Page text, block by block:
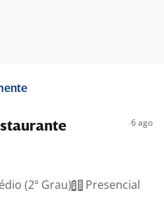
6 ago
(2º Grau) Presencial